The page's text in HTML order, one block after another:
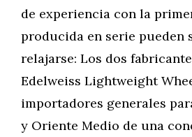
de experiencia con la
producida en serie pueden
relajarse: Los dos
Edelweiss Lightweight
importadores generales
y Oriente Medio de una